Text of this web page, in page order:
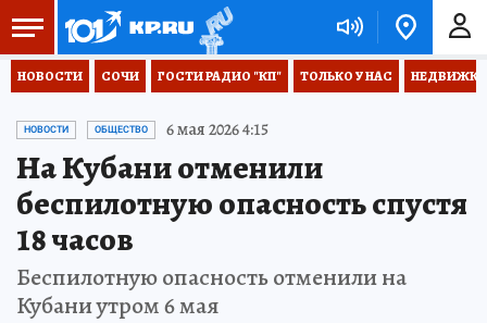
НОВОСТИ СОЧИ ГОСТИ РАДИО "КП" ТОЛЬКО У НАС НЕДВИЖКА
НОВОСТИ ОБЩЕСТВО 6 мая 2026 4:15
На Кубани отменили
беспилотную опасность спустя
18 часов
Беспилотную опасность отменили на
Кубани утром 6 мая